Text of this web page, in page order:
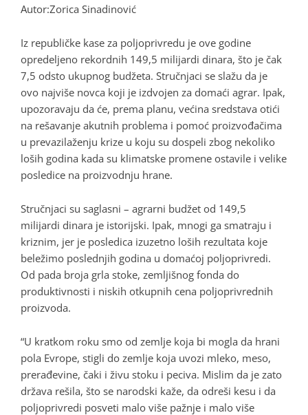
Autor:Zorica Sinadinović
Iz republičke kase za poljoprivredu je ove godine
opredeljeno rekordnih 149,5 milijardi dinara, što je čak
7,5 odsto ukupnog budžeta. Stručnjaci se slažu da je
ovo najviše novca koji je izdvojen za domaći agrar. Ipak,
upozoravaju da će, prema planu, većina sredstava otići
na rešavanje akutnih problema i pomoć proizvođačima
u prevazilaženju krize u koju su dospeli zbog nekoliko
loših godina kada su klimatske promene ostavile i velike
posledice na proizvodnju hrane.
Stručnjaci su saglasni – agrarni budžet od 149,5
milijardi dinara je istorijski. Ipak, mnogi ga smatraju i
kriznim, jer je posledica izuzetno loših rezultata koje
beležimo poslednjih godina u domaćoj poljoprivredi.
Od pada broja grla stoke, zemljišnog fonda do
produktivnosti i niskih otkupnih cena poljoprivrednih
proizvoda.
“U kratkom roku smo od zemlje koja bi mogla da hrani
pola Evrope, stigli do zemlje koja uvozi mleko, meso,
prerađevine, čaki i živu stoku i peciva. Mislim da je zato
država rešila, što se narodski kaže, da odreši kesu i da
poljoprivredi posveti malo više pažnje i malo više